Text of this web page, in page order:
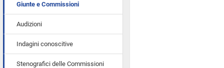
Giunte e Commissioni
Audizioni
Indagini conoscitive
Stenografici delle Commissioni